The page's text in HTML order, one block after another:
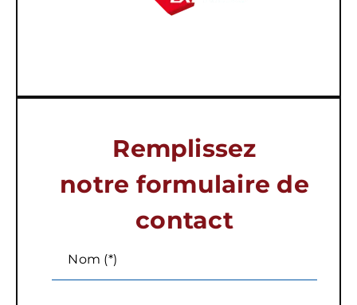
Remplissez
notre formulaire de
contact
Nom (*)